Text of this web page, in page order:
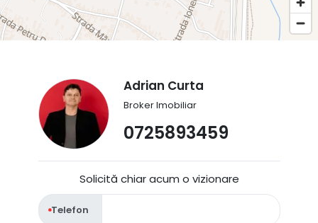
Adrian Curta
Broker Imobiliar
0725893459
Solicită chiar acum o vizionare
Telefon